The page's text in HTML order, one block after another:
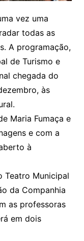
vez uma
todas as
A programação,
de Turismo e
chegada do
às
Maria Fumaça e
e com a
à
Teatro Municipal
da Companhia
as professoras
em dois